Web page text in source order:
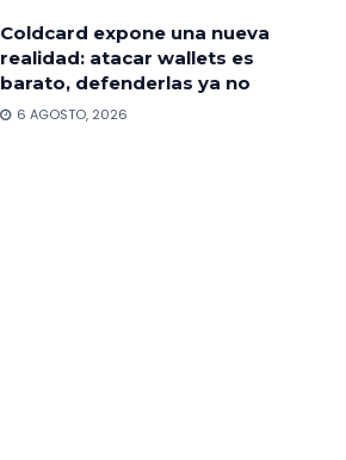
Coldcard expone una nueva
realidad: atacar wallets es
barato, defenderlas ya no
6 AGOSTO, 2026